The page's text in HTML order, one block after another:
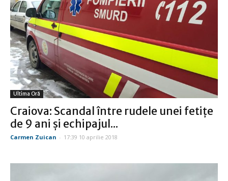
Ultima Oră
Craiova: Scandal între rudele unei fetițe
de 9 ani și echipajul...
Carmen Zuican - 17:39 10 aprilie 2018